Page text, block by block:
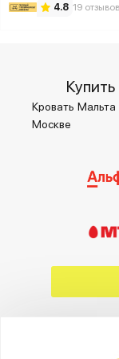
4.8 19 отзывов
Кровать
Москве